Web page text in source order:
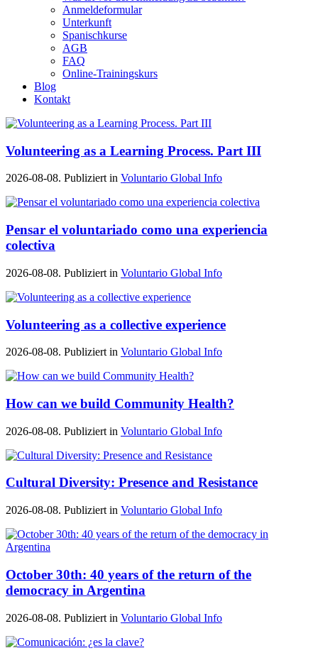
Anmeldeformular
Unterkunft
Spanischkurse
AGB
FAQ
Online-Trainingskurs
Blog
Kontakt
Volunteering as a Learning Process. Part III
2026-08-08. Publiziert in Voluntario Global Info
Pensar el voluntariado como una experiencia
colectiva
2026-08-08. Publiziert in Voluntario Global Info
Volunteering as a collective experience
2026-08-08. Publiziert in Voluntario Global Info
How can we build Community Health?
2026-08-08. Publiziert in Voluntario Global Info
Cultural Diversity: Presence and Resistance
2026-08-08. Publiziert in Voluntario Global Info
October 30th: 40 years of the return of the
democracy in Argentina
2026-08-08. Publiziert in Voluntario Global Info